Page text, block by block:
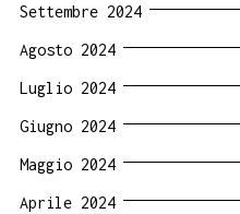
Settembre 2024
Agosto 2024
Luglio 2024
Giugno 2024
Maggio 2024
Aprile 2024